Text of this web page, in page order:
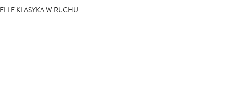
ELLE KLASYKA W RUCHU